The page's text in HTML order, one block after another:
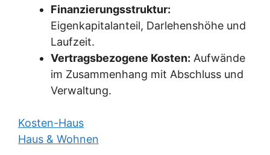
Finanzierungsstruktur:
Eigenkapitalanteil, Darlehenshöhe und
Laufzeit.
Vertragsbezogene Kosten: Aufwände
im Zusammenhang mit Abschluss und
Verwaltung.
Kosten-Haus
Haus & Wohnen